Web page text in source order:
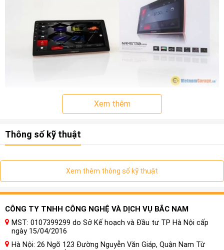
Xem thêm
Thông số kỹ thuật
Xem thêm thông số kỹ thuật
CÔNG TY TNHH CÔNG NGHỆ VÀ DỊCH VỤ BẮC NAM
MST: 0107399299 do Sở Kế hoạch và Đầu tư TP Hà Nội cấp
ngày 15/04/2016
Hà Nội: 26 Ngõ 123 Đường Nguyễn Văn Giáp, Quận Nam Từ